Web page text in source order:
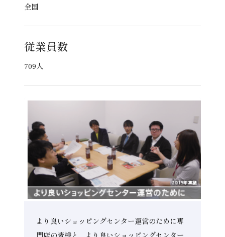
全国
従業員数
709人
より良いショッピングセンター運営のために専